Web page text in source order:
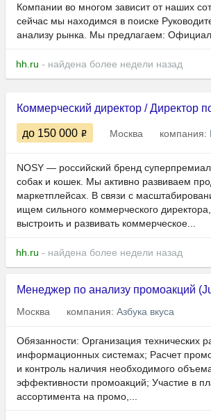
Компании во многом зависит от наших
сейчас мы находимся в поиске
анализу рынка. Мы предлагаем:
hh.ru - найдена более недели назад
Коммерческий директор / Директор
до 150 000 Москва компания:
NOSY — российский бренд
собак и кошек. Мы активно развиваем
маркетплейсах. В связи с
ищем сильного коммерческого
выстроить и развивать коммерческое...
hh.ru - найдена более недели назад
Менеджер по анализу промоакций
Москва компания: Азбука вкуса
Обязанности: Организация технических
информационных системах; Расчет
и контроль наличия необходимого
эффективности промоакций; Участие в
ассортимента на промо,...